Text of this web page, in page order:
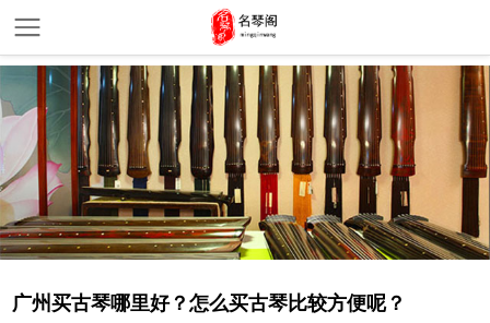
广州买古琴哪里好？怎么买古琴比较方便呢？